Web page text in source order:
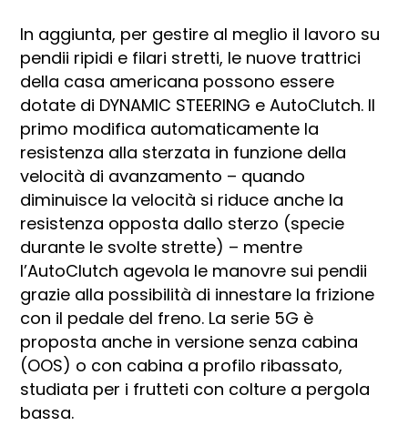
In aggiunta, per gestire al meglio il lavoro su
pendii ripidi e filari stretti, le nuove trattrici
della casa americana possono essere
dotate di DYNAMIC STEERING e AutoClutch. Il
primo modifica automaticamente la
resistenza alla sterzata in funzione della
velocità di avanzamento – quando
diminuisce la velocità si riduce anche la
resistenza opposta dallo sterzo (specie
durante le svolte strette) – mentre
l’AutoClutch agevola le manovre sui pendii
grazie alla possibilità di innestare la frizione
con il pedale del freno. La serie 5G è
proposta anche in versione senza cabina
(OOS) o con cabina a profilo ribassato,
studiata per i frutteti con colture a pergola
bassa.